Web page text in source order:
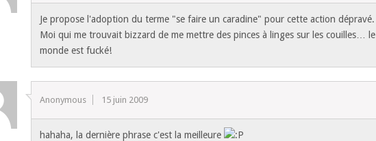
Je propose l'adoption du terme "se faire un caradine" pour cette action dépravé.
Moi qui me trouvait bizzard de me mettre des pinces à linges sur les couilles… le
monde est fucké!
Anonymous 15 juin 2009
hahaha, la dernière phrase c'est la meilleure